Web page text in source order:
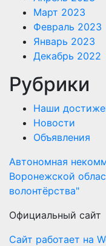
Март 2023
Февраль 2023
Январь 2023
Декабрь 2022
Рубрики
Наши
Новости
Объявления
Автономная
Воронежской
волонтёрства"
Официальный сайт
Сайт работает на